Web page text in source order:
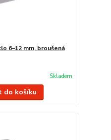
6–12 mm, broušená
Skladem
do košíku